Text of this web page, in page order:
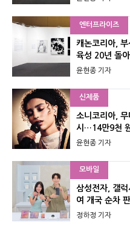
엔터프라이즈
캐논코리아,
육성 20년 돌
윤현종 기자
신제품
소니코리아, 무
시…14만9천
윤현종 기자
모바일
삼성전자, 갤
여 개국 순차
정하정 기자